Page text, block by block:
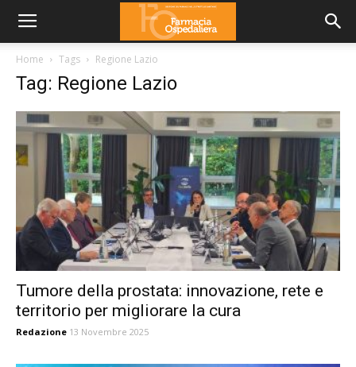
Home Tags Regione Lazio
Tag: Regione Lazio
Tumore della prostata: innovazione, rete e
territorio per migliorare la cura
Redazione 13 Novembre 2025